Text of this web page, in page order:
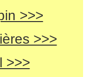
>>>
>>>
>>>